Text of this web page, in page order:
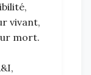
vivant,
mort.